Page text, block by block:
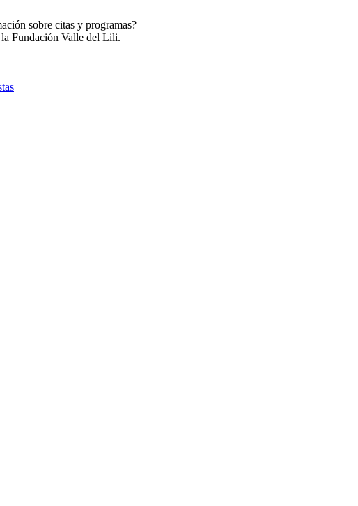
sobre citas y programas?
la Fundación Valle del Lili.